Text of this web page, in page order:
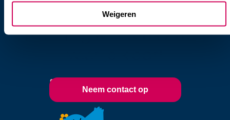
Weigeren
Onze collega's van
Planning & Advies zitten
Neem contact op